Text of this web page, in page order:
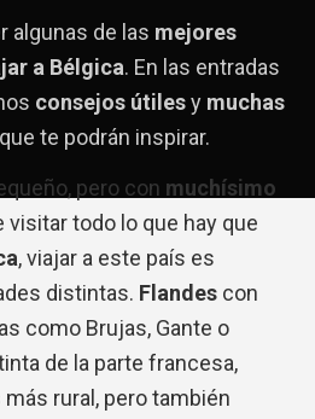
algunas de las mejores
a Bélgica. En las entradas
consejos útilesy muchas
que te podrán inspirar.
pero con muchísimo
visitar todo lo que hay que
, viajar a este país es
distintas. Flandes con
como Brujas, Gante o
de la parte francesa,
más rural, pero también